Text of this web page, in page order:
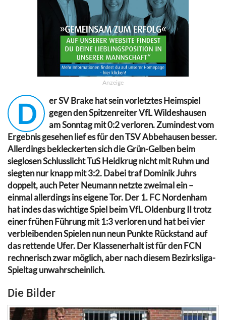
Anzeige
D
er SV Brake hat sein vorletztes Heimspiel
gegen den Spitzenreiter VfL Wildeshausen
am Sonntag mit 0:2 verloren. Zumindest vom
Ergebnis gesehen lief es für den TSV Abbehausen besser.
Allerdings bekleckerten sich die Grün-Gelben beim
sieglosen Schlusslicht TuS Heidkrug nicht mit Ruhm und
siegten nur knapp mit 3:2. Dabei traf Dominik Juhrs
doppelt, auch Peter Neumann netzte zweimal ein –
einmal allerdings ins eigene Tor. Der 1. FC Nordenham
hat indes das wichtige Spiel beim VfL Oldenburg II trotz
einer frühen Führung mit 1:3 verloren und hat bei vier
verbleibenden Spielen nun neun Punkte Rückstand auf
das rettende Ufer. Der Klassenerhalt ist für den FCN
rechnerisch zwar möglich, aber nach diesem Bezirksliga-
Spieltag unwahrscheinlich.
Die Bilder